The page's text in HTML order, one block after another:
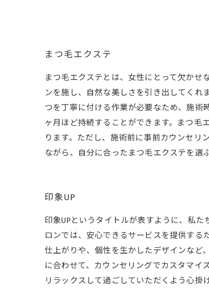
まつ毛エクステ
まつ毛エクステとは、女性にとって欠かせ
ンを施し、自然な美しさを引き出してく
つを丁寧に付ける作業が必要なため、施術
ヶ月ほど持続することができます。まつ毛
ります。ただし、施術前に事前カウンセ
ながら、自分に合ったまつ毛エクステを選
印象UP
印象UPというタイトルが表すように、私
ロンでは、安心できるサービスを提供す
仕上がりや、個性を生かしたデザインなど
に合わせて、カウンセリングでカスタマ
リラックスして過ごしていただくよう心掛